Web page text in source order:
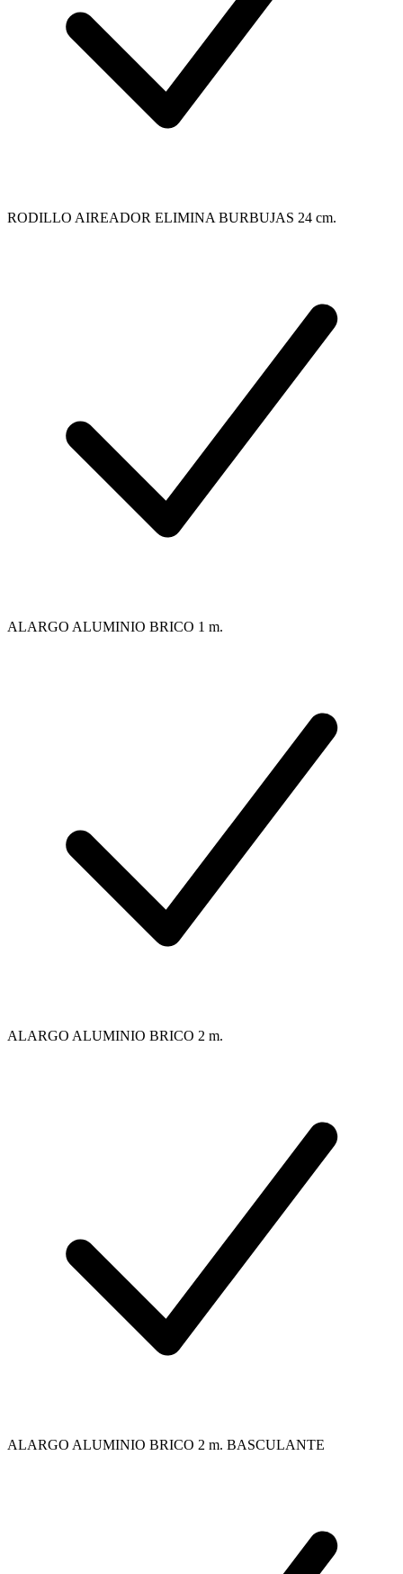
RODILLO AIREADOR ELIMINA BURBUJAS 24 cm.
ALARGO ALUMINIO BRICO 1 m.
ALARGO ALUMINIO BRICO 2 m.
ALARGO ALUMINIO BRICO 2 m. BASCULANTE